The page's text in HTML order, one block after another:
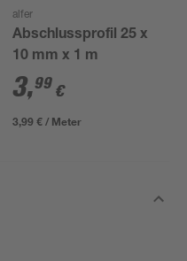
alfer
Abschlussprofil 25 x
10 mm x 1 m
3,99 €
3,99 € / Meter